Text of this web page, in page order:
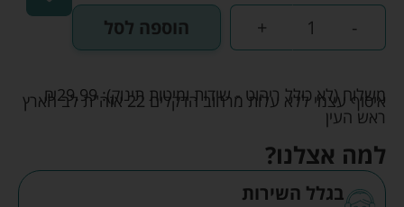
-
+ הוספה לסל
משלוח (לא כולל ריהוט - שידות ומיטות תינוק): ₪29.99
איסוף עצמי ללא עלות מרחוב הדקלים 22 אזה"ת לב הארץ
ראש העין
למה אצלנו?
בגלל השירות